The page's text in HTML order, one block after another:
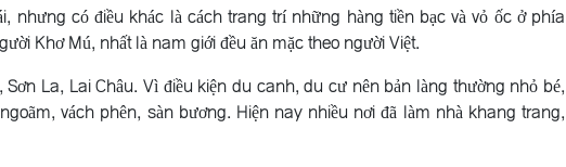
nhưng có điều khác là cách trang trí những hàng tiền bạc và vỏ ốc ở phía
Khơ Mú, nhất là nam giới đều ăn mặc theo người Việt.
La, Lai Châu. Vì điều kiện du canh, du cư nên bản làng thường nhỏ bé,
vách phên, sàn bương. Hiện nay nhiều nơi đã làm nhà khang trang,